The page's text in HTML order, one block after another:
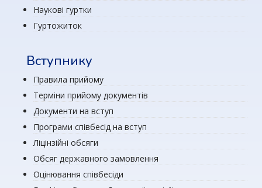
Наукові гуртки
Гуртожиток
Вступнику
Правила прийому
Терміни прийому документів
Документи на вступ
Програми співбесід на вступ
Ліцінзійні обсяги
Обсяг державного замовлення
Оцінювання співбесіди